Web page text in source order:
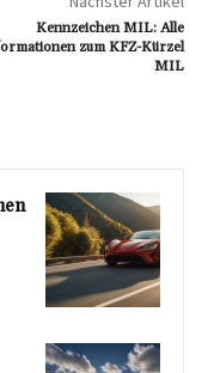
Kennzeichen MIL: Alle
zum KFZ-Kürzel
MIL